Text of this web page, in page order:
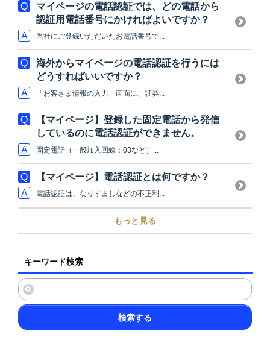
マイページの電話認証では、どの電話から
認証用電話番号にかければよいですか？
当社にご登録いただいたお電話番号で...
海外からマイページの電話認証を行うには
どうすればいいですか？
「お客さま情報の入力」画面に、証券...
【マイページ】登録した固定電話から発信
しているのに電話認証ができません。
固定電話（一般加入回線：03など）...
【マイページ】電話認証とは何ですか？
電話認証は、なりすましなどの不正利...
もっと見る
キーワード検索
検索する